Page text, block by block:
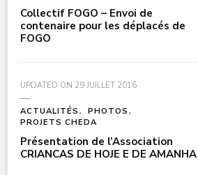
Collectif FOGO – Envoi de
contenaire pour les déplacés de
FOGO
UPDATED ON 29 JUILLET 2016
ACTUALITÉS
PHOTOS
PROJETS CHEDA
Présentation de l’Association
CRIANCAS DE HOJE E DE AMANHA